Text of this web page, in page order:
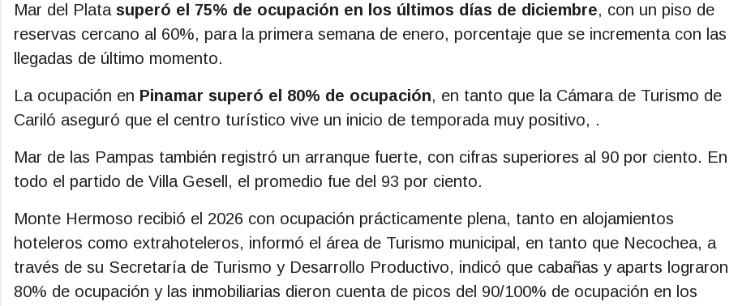
Mar del Plata superó el 75% de ocupación en los últimos días de diciembre, con un piso de
reservas cercano al 60%, para la primera semana de enero, porcentaje que se incrementa con las
llegadas de último momento.
La ocupación en Pinamar superó el 80% de ocupación, en tanto que la Cámara de Turismo de
Cariló aseguró que el centro turístico vive un inicio de temporada muy positivo, .
Mar de las Pampas también registró un arranque fuerte, con cifras superiores al 90 por ciento. En
todo el partido de Villa Gesell, el promedio fue del 93 por ciento.
Monte Hermoso recibió el 2026 con ocupación prácticamente plena, tanto en alojamientos
hoteleros como extrahoteleros, informó el área de Turismo municipal, en tanto que Necochea, a
través de su Secretaría de Turismo y Desarrollo Productivo, indicó que cabañas y aparts lograron
80% de ocupación y las inmobiliarias dieron cuenta de picos del 90/100% de ocupación en los